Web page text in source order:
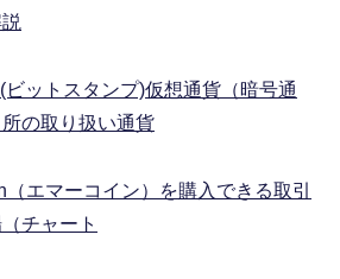
ビットスタンプ)仮想通貨（暗号通
の取り扱い通貨
（エマーコイン）を購入できる取引
チャート